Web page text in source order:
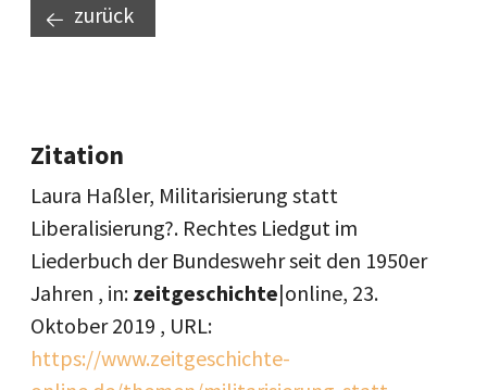
zurück
Zitation
Laura Haßler, Militarisierung statt
Liberalisierung?. Rechtes Liedgut im
Liederbuch der Bundeswehr seit den 1950er
Jahren , in: zeitgeschichte|online, 23.
Oktober 2019 , URL:
https://www.zeitgeschichte-